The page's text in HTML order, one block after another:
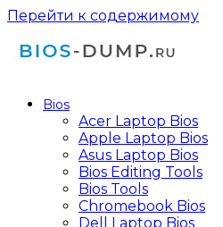
Перейти к содержимому
Bios
Acer Laptop Bios
Apple Laptop Bios
Asus Laptop Bios
Bios Editing Tools
Bios Tools
Chromebook Bios
Dell Laptop Bios